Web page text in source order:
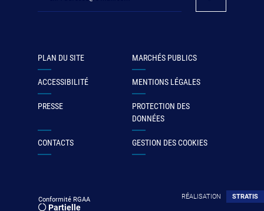
PLAN DU SITE MARCHÉS PUBLICS
ACCESSIBILITÉ MENTIONS LÉGALES
PRESSE
PROTECTION DES
DONNÉES
CONTACTS GESTION DES COOKIES
Conformité RGAA
Partielle
RÉALISATION STRATIS